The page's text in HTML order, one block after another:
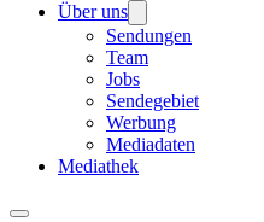
Über uns
Sendungen
Team
Jobs
Sendegebiet
Werbung
Mediadaten
Mediathek